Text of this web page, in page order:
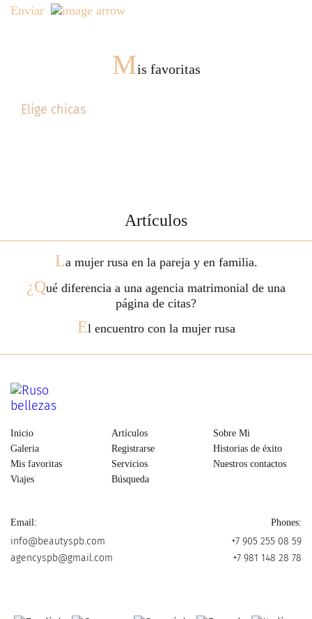
Enviar
Mis favoritas
Elige chicas
Artículos
La mujer rusa en la pareja y en familia.
¿Qué diferencia a una agencia matrimonial de una
página de citas?
El encuentro con la mujer rusa
Inicio
Galeria
Mis favoritas
Viajes
Artículos
Registrarse
Servicios
Búsqueda
Sobre Mi
Historias de éxito
Nuestros contactos
Email:
info@beautyspb.com
agencyspb@gmail.com
Phones:
+7 905 255 08 59
+7 981 148 28 78